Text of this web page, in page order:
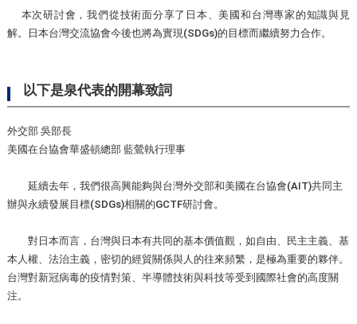
本次研討會，我們從技術面分享了日本、美國和台灣專家的知識與見
解。日本台灣交流協會今後也將為實現(SDGs)的目標而繼續努力合作。
以下是泉代表的開幕致詞
外交部 吳部長
美國在台協會華盛頓總部 藍鶯執行理事
延續去年，我們很高興能夠與台灣外交部和美國在台協會(AIT)共同主
辦與永續發展目標(SDGs)相關的GCTF研討會。
對日本而言，台灣與日本有共同的基本價值觀，如自由、民主主義、基
本人權、法治主義，密切的經貿關係與人的往來頻繁，是極為重要的夥伴。
台灣對新冠病毒的疫情對策、半導體技術與科技等受到國際社會的高度關
注。